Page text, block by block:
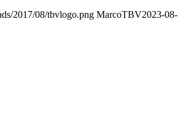
2017/08/tbvlogo.png MarcoTBV2023-08-